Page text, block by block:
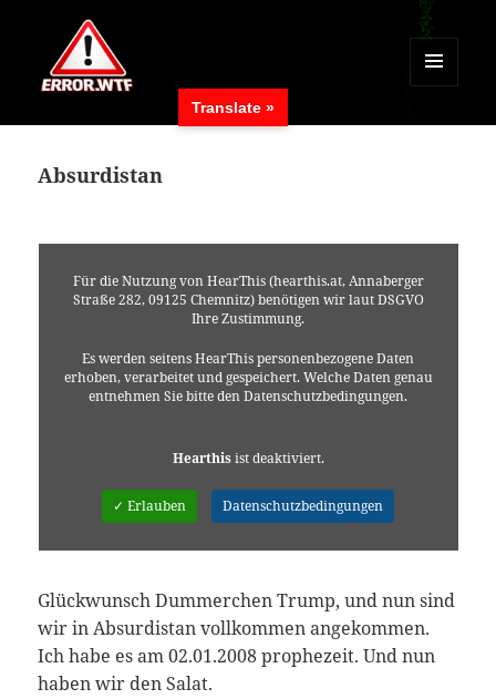
MENÜ
WIDGETS
Absurdistan
Für die Nutzung von HearThis (hearthis.at, Annaberger
Straße 282, 09125 Chemnitz) benötigen wir laut DSGVO
Ihre Zustimmung.
Es werden seitens HearThis personenbezogene Daten
erhoben, verarbeitet und gespeichert. Welche Daten genau
entnehmen Sie bitte den Datenschutzbedingungen.
Hearthisist deaktiviert.
✓ Erlauben Datenschutzbedingungen
Glückwunsch Dummerchen Trump, und nun sind
wir in Absurdistan vollkommen angekommen.
Ich habe es am 02.01.2008 prophezeit. Und nun
haben wir den Salat.
Translate »